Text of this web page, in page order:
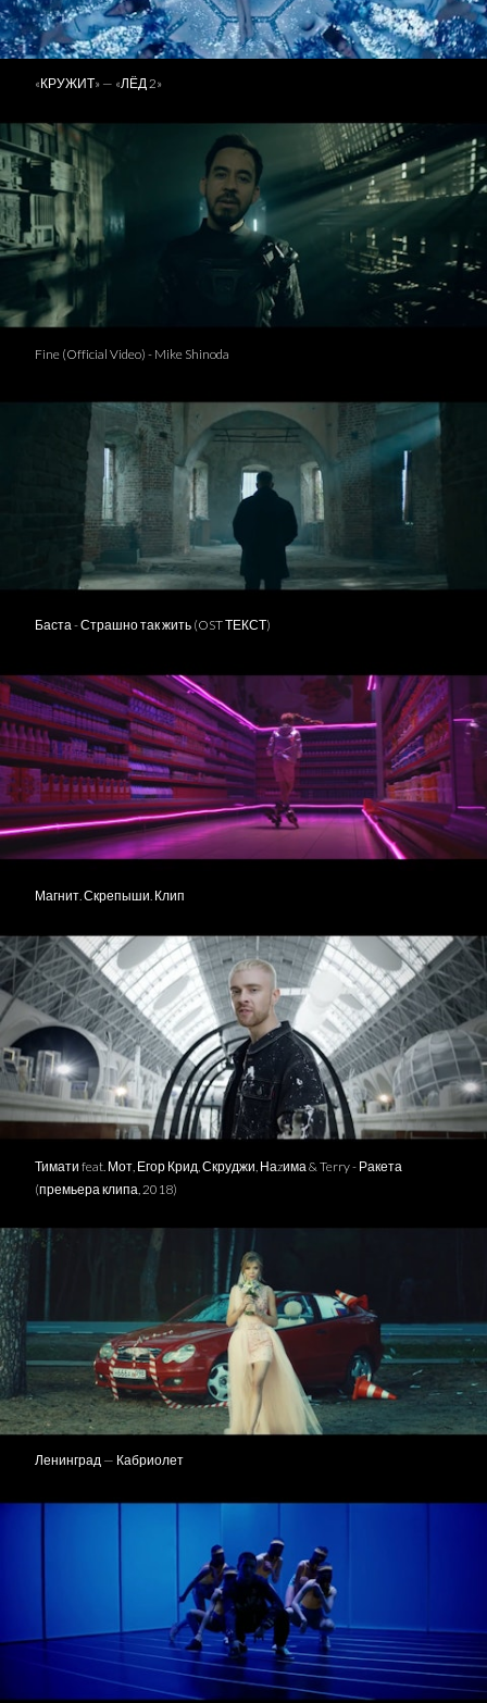
«КРУЖИТ» — «ЛЁД 2»
Fine (Official Video) - Mike Shinoda
Баста - Страшно так жить (OST ТЕКСТ)
Магнит. Скрепыши. Клип
Тимати feat. Мот, Егор Крид, Скруджи, Наzима & Terry - Ракета
(премьера клипа, 2018)
Ленинград — Кабриолет